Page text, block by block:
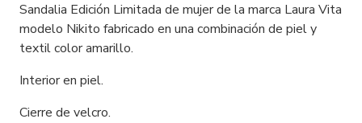
Sandalia Edición Limitada de mujer de la marca Laura Vita
modelo Nikito fabricado en una combinación de piel y
textil color amarillo.
Interior en piel.
Cierre de velcro.